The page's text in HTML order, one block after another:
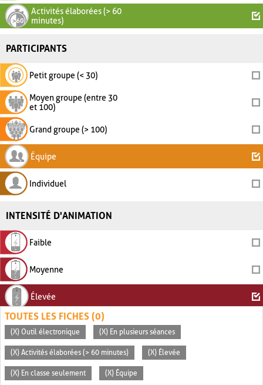
Activités élaborées (> 60
minutes)
PARTICIPANTS
Petit groupe (< 30)
Moyen groupe (entre 30
et 100)
Grand groupe (> 100)
Équipe
Individuel
INTENSITÉ D'ANIMATION
Faible
Moyenne
Élevée
TOUTES LES FICHES (0)
(X) Outil électronique (X) En plusieurs séances
(X) Activités élaborées (> 60 minutes) (X) Élevée
(X) En classe seulement (X) Équipe